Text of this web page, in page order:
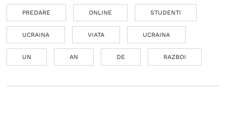
PREDARE ONLINE STUDENTI
UCRAINA VIATA UCRAINA
UN AN DE RAZBOI